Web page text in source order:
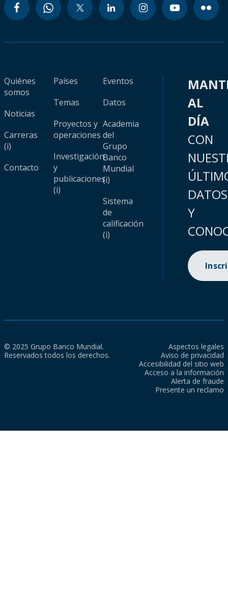
Quiénes
somos
Noticias
Carreras
(i)
Contacto
Países
Temas
Proyectos y
operaciones
Investigación
y
publicaciones
(i)
Eventos
Datos
Academia
del
Grupo
Banco
Mundial
(i)
Sistema
de
calificación
(i)
AL
DÍA
CON
DATOS
Y
© 2025 Grupo Banco Mundial.
Reservados todos los derechos.
Aspectos legales
Aviso de privacidad
Accesibilidad del sitio web
Acceso a la información
Alerta de fraude
Presente un reclamo